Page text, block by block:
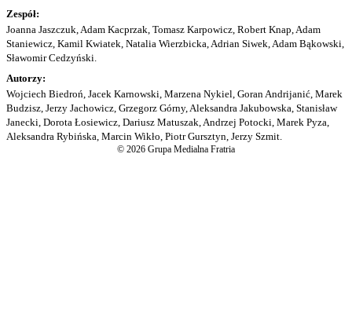
Zespół:
Joanna Jaszczuk, Adam Kacprzak, Tomasz Karpowicz, Robert Knap, Adam
Staniewicz, Kamil Kwiatek, Natalia Wierzbicka, Adrian Siwek, Adam Bąkowski,
Sławomir Cedzyński.
Autorzy:
Wojciech Biedroń, Jacek Karnowski, Marzena Nykiel, Goran Andrijanić, Marek
Budzisz, Jerzy Jachowicz, Grzegorz Górny, Aleksandra Jakubowska, Stanisław
Janecki, Dorota Łosiewicz, Dariusz Matuszak, Andrzej Potocki, Marek Pyza,
Aleksandra Rybińska, Marcin Wikło, Piotr Gursztyn, Jerzy Szmit.
© 2026 Grupa Medialna Fratria